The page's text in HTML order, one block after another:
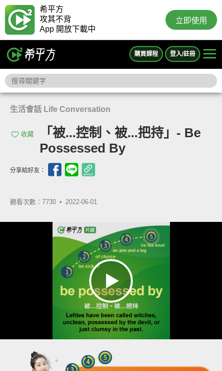
希平方
攻其不背
App 開放下載中
立即使用
購買課程 登入/註冊
生活會話 Life Conversation
收藏
「被...控制、被...把持」- Be
Possessed By
分享給好友：
觀看次數：7730 • 2022-06-01